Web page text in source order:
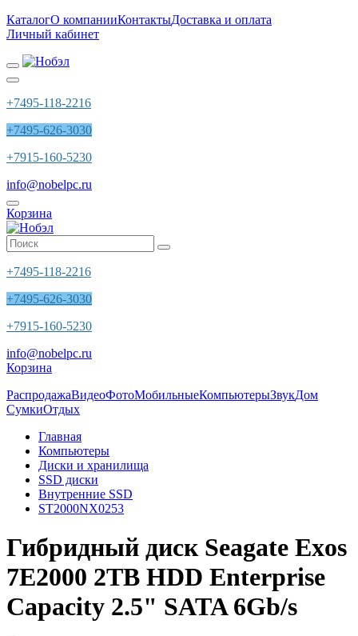
КаталогО компанииКонтактыДоставка и оплата
Личный кабинет
+7495-118-2216
+7495-626-3030
+7915-160-5230
info@nobelpc.ru
Корзина
+7495-118-2216
+7495-626-3030
+7915-160-5230
info@nobelpc.ru
Корзина
РаспродажаВидеоФотоМобильныеКомпьютерыЗвукДом
СумкиОтдых
Главная
Компьютеры
Диски и хранилища
SSD диски
Внутренние SSD
ST2000NX0253
Гибридный диск Seagate Exos
7E2000 2TB HDD Enterprise
Capacity 2.5" SATA 6Gb/s